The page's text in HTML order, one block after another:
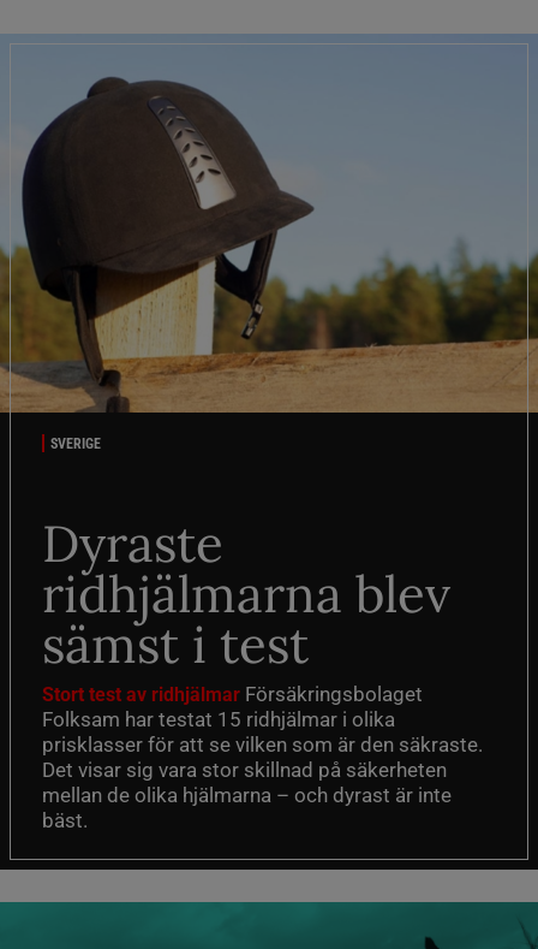
SVERIGE
Dyraste
ridhjälmarna blev
sämst i test
Stort test av ridhjälmar Försäkringsbolaget
Folksam har testat 15 ridhjälmar i olika
prisklasser för att se vilken som är den säkraste.
Det visar sig vara stor skillnad på säkerheten
mellan de olika hjälmarna – och dyrast är inte
bäst.